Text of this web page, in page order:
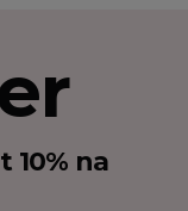
10% na